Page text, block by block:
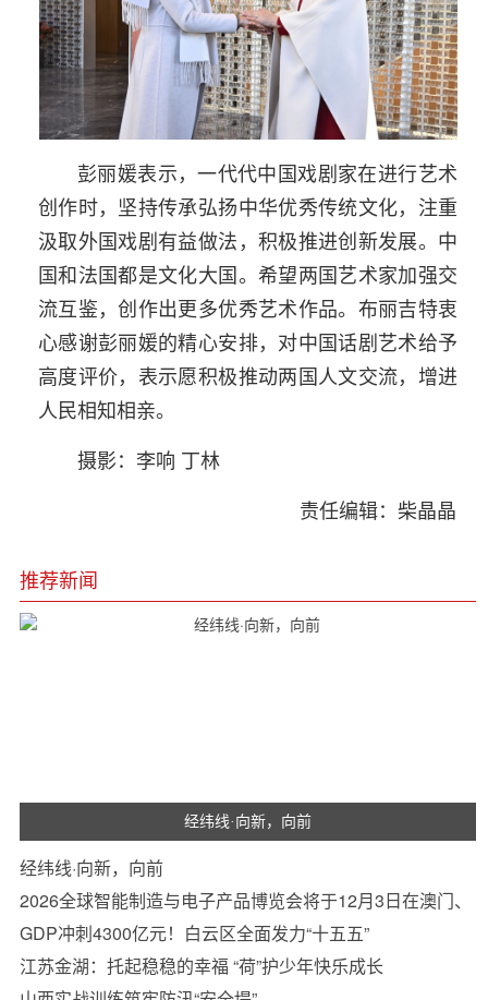
彭丽媛表示，一代代中国戏剧家在进行艺术
创作时，坚持传承弘扬中华优秀传统文化，注重
汲取外国戏剧有益做法，积极推进创新发展。中
国和法国都是文化大国。希望两国艺术家加强交
流互鉴，创作出更多优秀艺术作品。布丽吉特衷
心感谢彭丽媛的精心安排，对中国话剧艺术给予
高度评价，表示愿积极推动两国人文交流，增进
人民相知相亲。
摄影：李响 丁林
责任编辑：柴晶晶
推荐新闻
经纬线·向新，向前
经纬线·向新，向前
2026全球智能制造与电子产品博览会将于12月3日在澳门、
珠海同步举办
GDP冲刺4300亿元！白云区全面发力“十五五”
江苏金湖：托起稳稳的幸福 “荷”护少年快乐成长